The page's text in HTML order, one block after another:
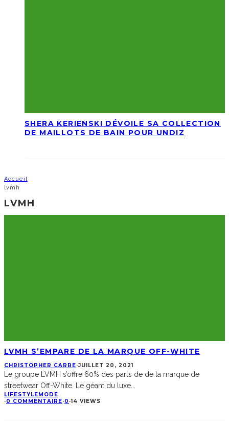
SHERA KERIENSKI DÉVOILE SA COLLECTION
DE MAILLOTS DE BAIN POUR UNDIZ
Accueil
lvmh
LVMH
LVMH S’EMPARE DE LA MARQUE OFF-WHITE
CHRISTOPHER CARRE·JUILLET 20, 2021
Le groupe LVMH s’offre 60% des parts de de la marque de
streetwear Off-White. Le géant du luxe
LIFESTYLE MODE
·0 COMMENTAIRE·0 ·14 VIEWS